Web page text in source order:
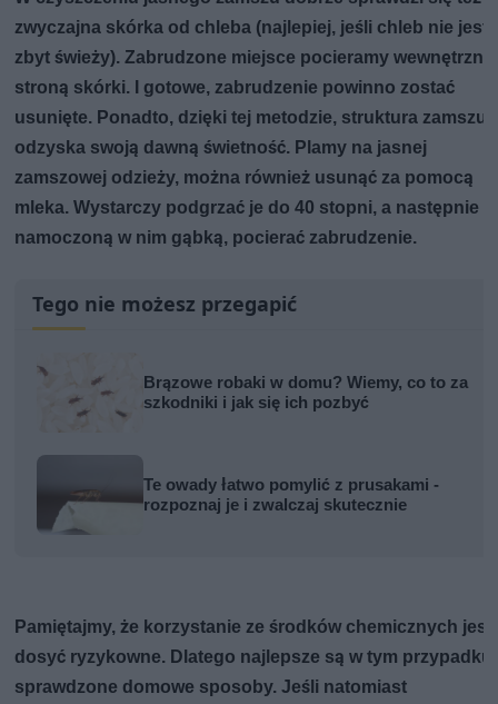
zwyczajna skórka od chleba (najlepiej, jeśli chleb nie jest
zbyt świeży). Zabrudzone miejsce pocieramy wewnętrzną
stroną skórki. I gotowe, zabrudzenie powinno zostać
usunięte. Ponadto, dzięki tej metodzie, struktura zamszu
odzyska swoją dawną świetność. Plamy na jasnej
zamszowej odzieży, można również usunąć za pomocą
mleka. Wystarczy podgrzać je do 40 stopni, a następnie
namoczoną w nim gąbką, pocierać zabrudzenie.
Tego nie możesz przegapić
Brązowe robaki w domu? Wiemy, co to za
szkodniki i jak się ich pozbyć
Te owady łatwo pomylić z prusakami -
rozpoznaj je i zwalczaj skutecznie
Pamiętajmy, że korzystanie ze środków chemicznych jest
dosyć ryzykowne. Dlatego najlepsze są w tym przypadku
sprawdzone domowe sposoby. Jeśli natomiast